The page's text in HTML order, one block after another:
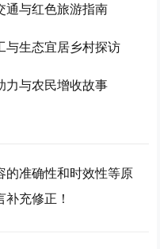
通与红色旅游指南
与生态宜居乡村探访
力与农民增收故事
的准确性和时效性等原
充修正！